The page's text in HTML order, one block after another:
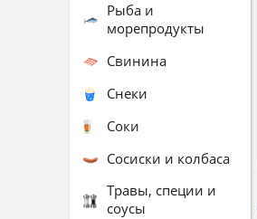
Рыба и
морепродукты
Свинина
Снеки
Соки
Сосиски и колбаса
Травы, специи и
соусы